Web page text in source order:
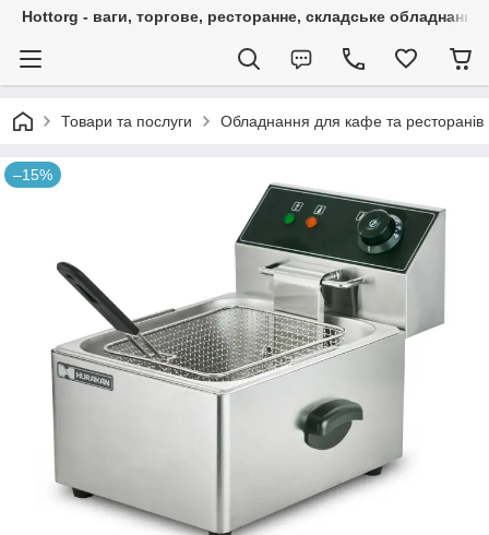
Hottorg - ваги, торгове, ресторанне, складське обладнання
Товари та послуги Обладнання для кафе та ресторанів
–15%